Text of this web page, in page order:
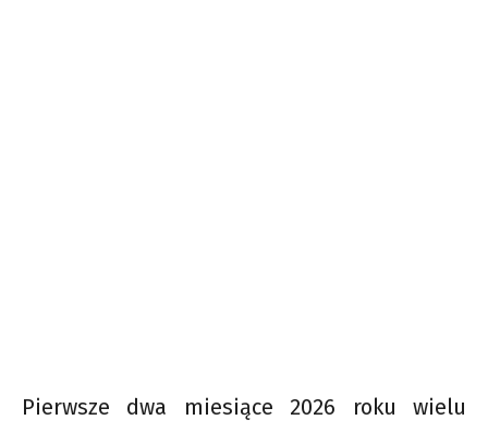
Pierwsze dwa miesiące 2026 roku wielu